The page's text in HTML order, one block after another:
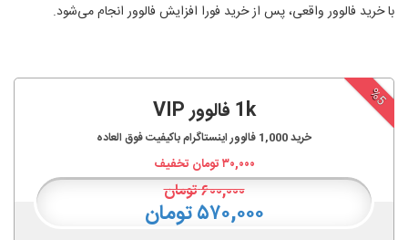
با خرید فالوور واقعی، پس از خرید فورا افزایش فالوور انجام‌ می‌شود.
%5 1k فالوور VIP
خرید1,000 فالوور اینستاگرام باکیفیت فوق العاده
۳۰,۰۰۰تومان تخفیف
۶۰۰,۰۰۰تومان
۵۷۰,۰۰۰ تومان